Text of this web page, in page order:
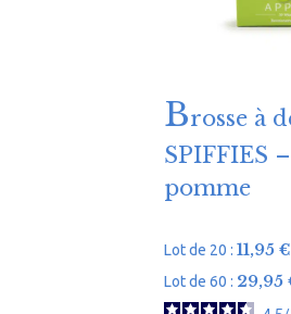
Brosse à
SPIFFIES
pomme
Lot de 20 :11,95€
Lot de 60 : 29,95